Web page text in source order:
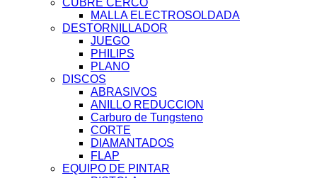
CUBRE CERCO
MALLA ELECTROSOLDADA
DESTORNILLADOR
JUEGO
PHILIPS
PLANO
DISCOS
ABRASIVOS
ANILLO REDUCCION
Carburo de Tungsteno
CORTE
DIAMANTADOS
FLAP
EQUIPO DE PINTAR